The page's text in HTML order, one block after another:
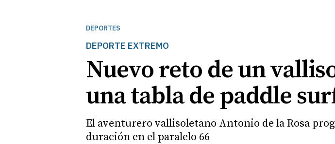
DEPORTES
DEPORTE EXTREMO
Nuevo reto de un
una tabla de paddle
El aventurero vallisoletano Antonio de la Rosa
duración en el paralelo 66